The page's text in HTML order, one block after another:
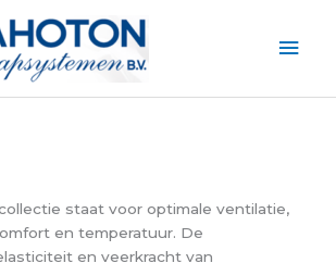
staat voor optimale ventilatie,
en temperatuur. De
en veerkracht van